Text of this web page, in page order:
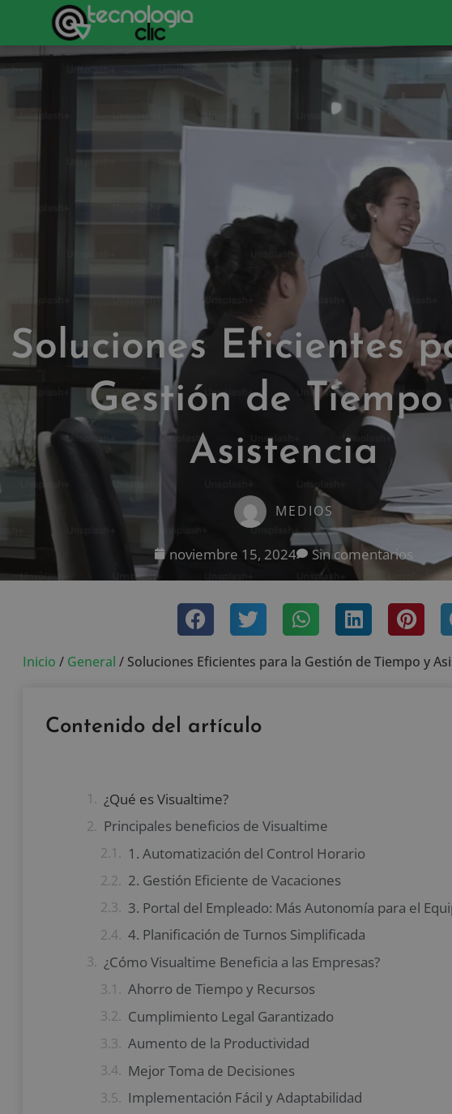
Soluciones Eficientes
Gestión de
Asistencia
MEDIOS
noviembre 15, 2024 Sin comentarios
Inicio / General / Soluciones Eficientes para la Gestión de Tiempo y
Contenido del artículo
¿Qué es Visualtime?
Principales beneficios de Visualtime
1. Automatización del Control Horario
2. Gestión Eficiente de Vacaciones
3. Portal del Empleado: Más Autonomía para el
4. Planificación de Turnos Simplificada
¿Cómo Visualtime Beneficia a las Empresas?
Ahorro de Tiempo y Recursos
Cumplimiento Legal Garantizado
Aumento de la Productividad
Mejor Toma de Decisiones
Implementación Fácil y Adaptabilidad